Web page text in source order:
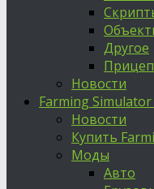
Другое
Новости
Farming Simulator
Новости
Купить
Моды
Авто